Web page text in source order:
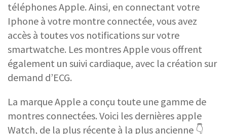
téléphones Apple. Ainsi, en connectant votre
Iphone à votre montre connectée, vous avez
accès à toutes vos notifications sur votre
smartwatche. Les montres Apple vous offrent
également un suivi cardiaque, avec la création sur
demand d’ECG.
La marque Apple a conçu toute une gamme de
montres connectées. Voici les dernières apple
Watch, de la plus récente à la plus ancienne 👇